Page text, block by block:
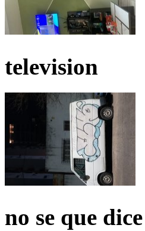
television
no se que